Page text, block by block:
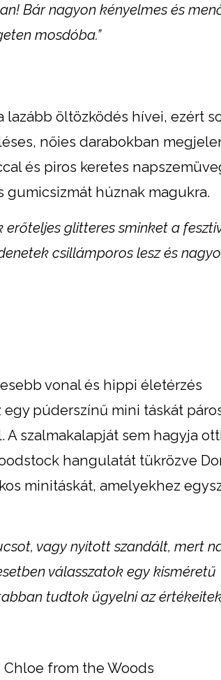
Bár nagyon kényelmes és
mosdóba.”
lazább öltözködés hívei, ezért
nőies darabokban
és piros keretes
húznak magukra.
erőteljes glitteres sminket a
csillámporos lesz és
vonal és hippi életérzés
púderszínű mini táskát
szalmakalapját sem hagyja
hangulatát tükrözve
minitáskát, amelyekhez
vagy nyitott szandált, mert
válasszatok egy kisméretű
tudtok ügyelni az
Chloe from the Woods